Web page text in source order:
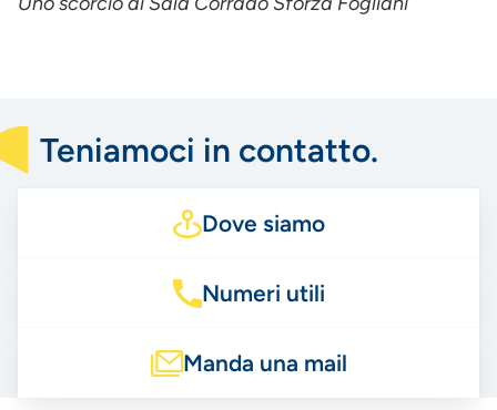
Teniamoci in contatto.
Dove siamo
Numeri utili
Manda una mail